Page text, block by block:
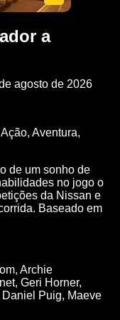
a
agosto de 2026
Ação, Aventura,
de um sonho de
no jogo o
da Nissan e
Baseado em
, Archie
, Geri Horner,
Daniel Puig, Maeve